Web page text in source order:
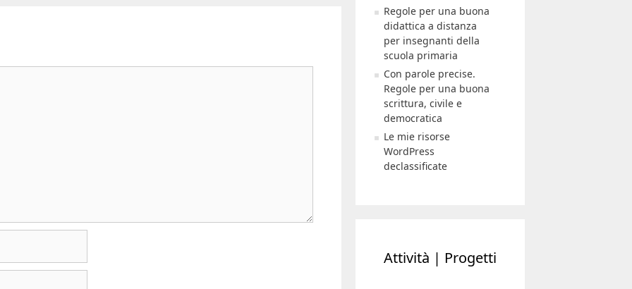
Regole per una buona
didattica a distanza
per insegnanti della
scuola primaria
Con parole precise.
Regole per una buona
scrittura, civile e
democratica
Le mie risorse
WordPress
declassificate
Attività | Progetti